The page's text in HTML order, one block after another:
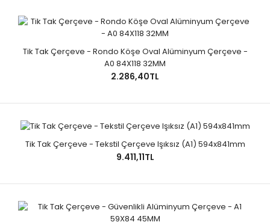
Tik Tak Çerçeve - Rondo Köşe Oval Alüminyum Çerçeve -
A0 84X118 32MM
2.286,40TL
Tik Tak Çerçeve - Tekstil Çerçeve Işıksız (A1) 594x841mm
9.411,11TL